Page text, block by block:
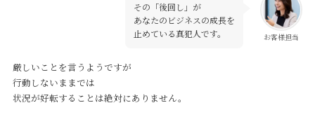
Contact
お客様担当
その「後回し」が
あなたのビジネスの成長を
止めている真犯人です。
厳しいことを言うようですが
行動しないままでは
状況が好転することは絶対にありません。